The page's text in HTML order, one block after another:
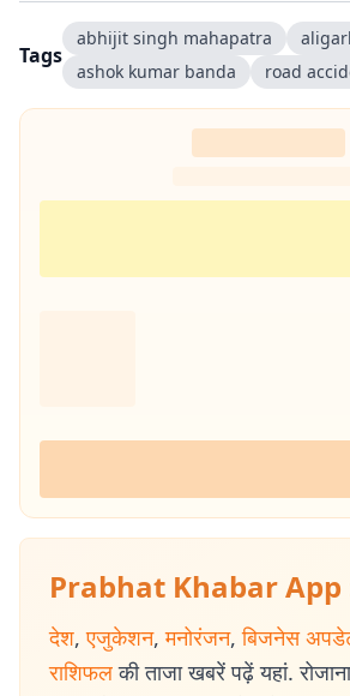
Tags
abhijit singh mahapatra
ashok kumar banda
road
Prabhat Khabar App
देश, एजुकेशन, मनोरंजन, बिजनेस
राशिफल की ताजा खबरें पढ़ें यहां.